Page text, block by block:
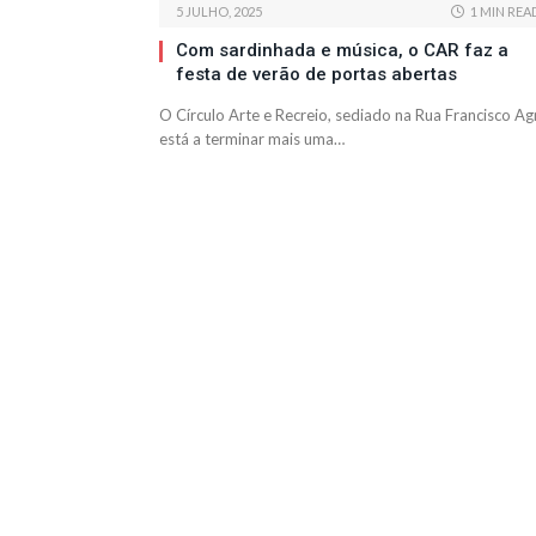
5 JULHO, 2025 1 MIN
Com sardinhada e música, o CAR faz a
festa de verão de portas abertas
O Círculo Arte e Recreio, sediado na Rua Francisco
está a terminar mais uma…